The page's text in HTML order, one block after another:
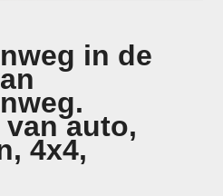
in de
auto,
4x4,